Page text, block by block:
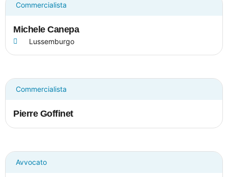
Commercialista
Michele Canepa
Lussemburgo
Commercialista
Pierre Goffinet
Avvocato